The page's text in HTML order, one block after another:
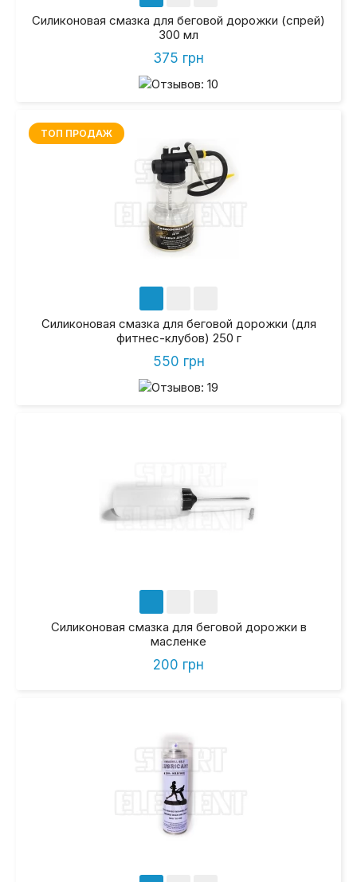
Силиконовая смазка для беговой дорожки (спрей)
300 мл
375 грн
ТОП ПРОДАЖ
Силиконовая смазка для беговой дорожки (для
фитнес-клубов) 250 г
550 грн
Силиконовая смазка для беговой дорожки в
масленке
200 грн